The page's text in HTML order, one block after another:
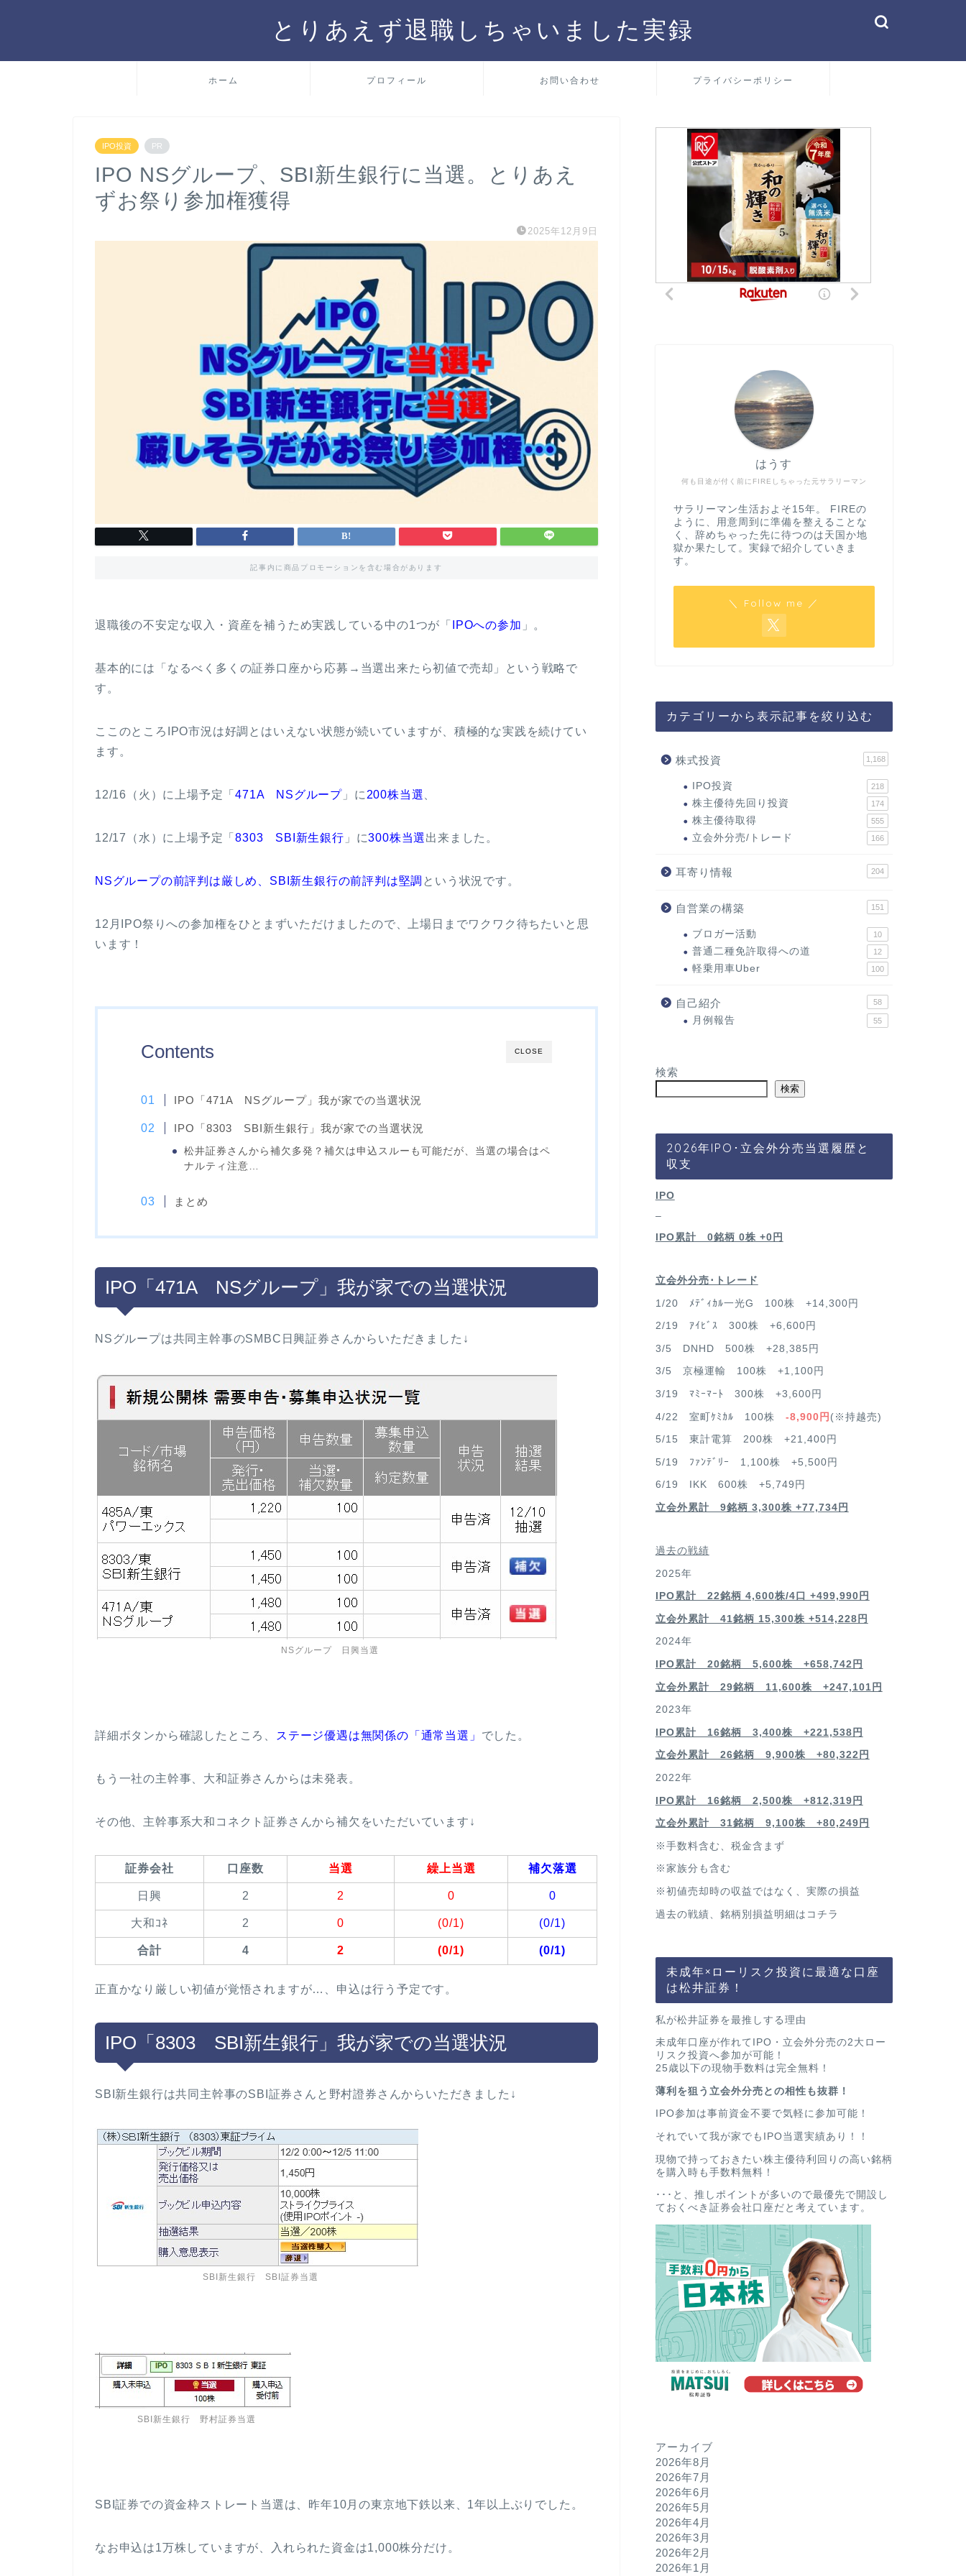
とりあえず退職しちゃいました実録
ホーム プロフィール お問い合わせ プライバシーポリシー
IPO投資 PR
IPO NSグループ、SBI新生銀行に当選。とりあえ
ずお祭り参加権獲得
2025年12月9日
記事内に商品プロモーションを含む場合があります
退職後の不安定な収入・資産を補うため実践している中の1つが「 IPOへの参加 」。
基本的には「なるべく多くの証券口座から応募→当選出来たら初値で売却」という戦略で
す。
ここのところIPO市況は好調とはいえない状態が続いていますが、積極的な実践を続けてい
ます。
12/16（火）に上場予定「471A NSグループ 」に 200株当選
12/17（水）に上場予定「8303 SBI新生銀行 」に300株当選出来ました。
NSグループの前評判は厳しめ、SBI新生銀行の前評判は堅調 という状況です。
12月IPO祭りへの参加権をひとまずいただけましたので、上場日までワクワク待ちたいと思
います！
CLOSE
Contents
IPO「471A NSグループ」我が家での当選状況
IPO「8303 SBI新生銀行」我が家での当選状況
松井証券さんから補欠多発？補欠は申込スルーも可能だが、当選の場合はペ
ナルティ注意…
まとめ
IPO「471A NSグループ」我が家での当選状況
NSグループは共同主幹事のSMBC日興証券さんからいただきました↓
NSグループ 日興当選
詳細ボタンから確認したところ、 ステージ優遇は無関係の「通常当選」 でした。
もう一社の主幹事、大和証券さんからは未発表。
その他、主幹事系大和コネクト証券さんから補欠をいただいています↓
証券会社 口座数 当選 繰上当選 補欠落選
日興 2 2 0 0
大和ｺﾈ 2 0 (0/1) (0/1)
合計 4 2 (0/1) (0/1)
正直かなり厳しい初値が覚悟されますが…、申込は行う予定です。
IPO「8303 SBI新生銀行」我が家での当選状況
SBI新生銀行は共同主幹事のSBI証券さんと野村證券さんからいただきました↓
SBI新生銀行 SBI証券当選
SBI新生銀行 野村証券当選
SBI証券での資金枠ストレート当選は、昨年10月の東京地下鉄以来、1年以上ぶりでした。
なお申込は1万株していますが、入れられた資金は1,000株分だけ。
何も目途が付く前にFIREしちゃった元サラリーマン
はうす
サラリーマン生活およそ15年。 FIREの
ように、用意周到に準備を整えることな
く、辞めちゃった先に待つのは天国か地
獄か果たして。実録で紹介していきま
す。
＼ Follow me ／
カテゴリーから表示記事を絞り込む
株式投資 1,168
IPO投資 218
株主優待先回り投資 174
株主優待取得 555
立会外分売/トレード 166
耳寄り情報 204
自営業の構築 151
ブロガー活動 10
普通二種免許取得への道 12
軽乗用車Uber 100
自己紹介 58
月例報告 55
検索
検索
2026年IPO･立会外分売当選履歴と
収支
IPO
–
IPO累計 0銘柄 0株 +0円
立会外分売･トレード
1/20 ﾒﾃﾞｨｶﾙ一光G 100株 +14,300円
2/19 ｱｲﾋﾞｽ 300株 +6,600円
3/5 DNHD 500株 +28,385円
3/5 京極運輸 100株 +1,100円
3/19 ﾏﾐｰﾏｰﾄ 300株 +3,600円
4/22 室町ｹﾐｶﾙ 100株 -8,900円 (※持越売)
5/15 東計電算 200株 +21,400円
5/19 ﾌｧﾝﾃﾞﾘｰ 1,100株 +5,500円
6/19 IKK 600株 +5,749円
立会外累計 9銘柄 3,300株 +77,734円
過去の戦績
2025年
IPO累計 22銘柄 4,600株/4口 +499,990円
立会外累計 41銘柄 15,300株 +514,228円
2024年
IPO累計 20銘柄 5,600株 +658,742円
立会外累計 29銘柄 11,600株 +247,101円
2023年
IPO累計 16銘柄 3,400株 +221,538円
立会外累計 26銘柄 9,900株 +80,322円
2022年
IPO累計 16銘柄 2,500株 +812,319円
立会外累計 31銘柄 9,100株 +80,249円
※手数料含む、税金含まず
※家族分も含む
※初値売却時の収益ではなく、実際の損益
過去の戦績、銘柄別損益明細は コチラ
未成年×ローリスク投資に最適な口座
は松井証券！
私が松井証券を最推しする理由
未成年口座が作れてIPO・立会外分売の2大ロー
リスク投資へ参加が可能！
25歳以下の現物手数料は完全無料！
薄利を狙う立会外分売との相性も抜群！
IPO参加は事前資金不要で気軽に参加可能！
それでいて我が家でもIPO当選実績あり！！
現物で持っておきたい株主優待利回りの高い銘柄
を購入時も手数料無料！
･･･と、推しポイントが多いので最優先で開設し
ておくべき証券会社口座だと考えています。
アーカイブ
2026年8月
2026年7月
2026年6月
2026年5月
2026年4月
2026年3月
2026年2月
2026年1月